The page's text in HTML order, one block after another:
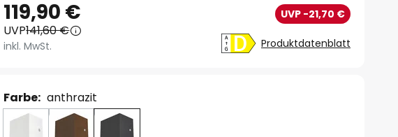
119,90 € UVP -21,70 €
UVP141,60 €
inkl. MwSt. Produktdatenblatt
Farbe: anthrazit